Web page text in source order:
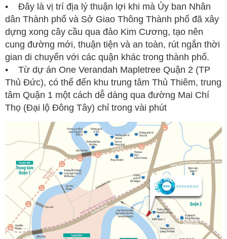
• Đây là vị trí địa lý thuận lợi khi mà Ủy ban Nhân
dân Thành phố và Sở Giao Thông Thành phố đã xây
dựng xong cây cầu qua đảo Kim Cương, tạo nên
cung đường mới, thuận tiện và an toàn, rút ngắn thời
gian di chuyển với các quận khác trong thành phố.
• Từ dự án One Verandah Mapletree Quận 2 (TP
Thủ Đức), có thể đến khu trung tâm Thủ Thiêm, trung
tâm Quận 1 một cách dễ dàng qua đường Mai Chí
Thọ (Đại lộ Đông Tây) chỉ trong vài phút